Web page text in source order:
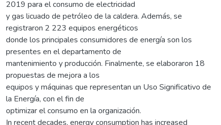
2019 para el consumo de electricidad
y gas licuado de petróleo de la caldera. Además, se
registraron 2 223 equipos energéticos
donde los principales consumidores de energía son los
presentes en el departamento de
mantenimiento y producción. Finalmente, se elaboraron 18
propuestas de mejora a los
equipos y máquinas que representan un Uso Significativo de
la Energía, con el fin de
optimizar el consumo en la organización.
In recent decades, energy consumption has increased